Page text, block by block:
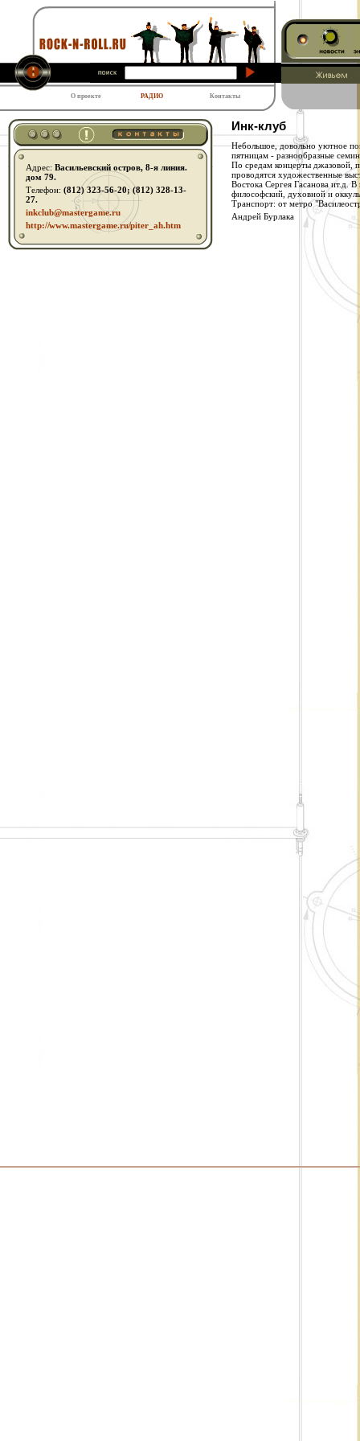
О проекте РАДИО Контакты
Адрес: Васильевский остров, 8-я линия.
дом 79.
Телефон: (812) 323-56-20; (812) 328-13-
27.
inkclub@mastergame.ru
http:// www.mastergame.ru/ piter_ah.htm
Инк-клуб
Небольшое, довольно уютное
пятницам - разнообразные
По средам концерты джазовой,
проводятся художественные
Востока Сергея Гасанова ит.д.
философский, духовной и
Транспорт: от метро
Андрей Бурлака